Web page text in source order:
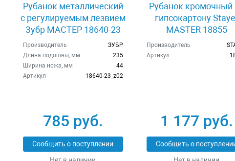
Рубанок металлический
с регулируемым лезвием
Зубр МАСТЕР 18640-23
Производитель
ЗУБР
Длина подошвы, мм
235
Ширина ножа, мм
44
Артикул
18640-23_z02
785 руб.
Сообщить о поступлении
Рубанок кромочный
гипсокартону
MASTER 18855
Производитель
Артикул
1 177 руб.
Сообщить о